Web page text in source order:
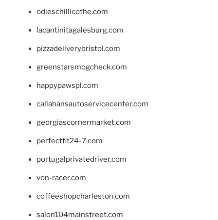
odieschillicothe.com
lacantinitagalesburg.com
pizzadeliverybristol.com
greenstarsmogcheck.com
happypawspl.com
callahansautoservicecenter.com
georgiascornermarket.com
perfectfit24-7.com
portugalprivatedriver.com
von-racer.com
coffeeshopcharleston.com
salon104mainstreet.com